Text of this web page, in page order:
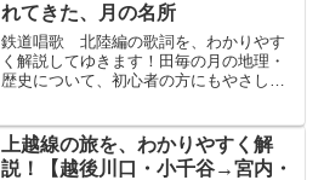
れてきた、月の名所
鉄道唱歌 北陸編の歌詞を、わかりやす
く解説してゆきます！田毎の月の地理・
歴史について、初心者の方にもやさしく
を秋ならば雲をいたゞく冠著かむりきの
山はひだりにそびえたり...
上越線の旅を、わかりやすく解
説！【越後川口・小千谷→宮内・